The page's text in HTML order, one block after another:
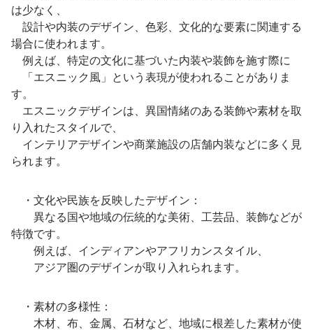
は少なく、
設計や内装のデザイン、色彩、文化的な要素に関連する
場合に使われます。
例えば、特定の文化に基づいた内装や装飾を施す際に
「エスニック風」という表現が使われることがありま
す。
エスニックデザインは、異国情緒のある装飾や素材を取
り入れたスタイルで、
インテリアデザインや商業施設の店舗内装などに多く見
られます。
・文化や民族を反映したデザイン：
異なる国や地域の伝統的な美術、工芸品、装飾などが
特徴です。
例えば、インディアンやアフリカンスタイル、
アジア圏のデザインが取り入れられます。
・素材の多様性：
木材、布、金属、石材など、地域に根差した素材が使